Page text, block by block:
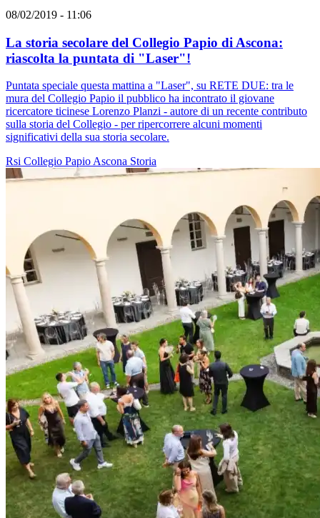
08/02/2019 - 11:06
La storia secolare del Collegio Papio di Ascona:
riascolta la puntata di "Laser"!
Puntata speciale questa mattina a "Laser", su RETE DUE: tra le
mura del Collegio Papio il pubblico ha incontrato il giovane
ricercatore ticinese Lorenzo Planzi - autore di un recente contributo
sulla storia del Collegio - per ripercorrere alcuni momenti
significativi della sua storia secolare.
Rsi Collegio Papio Ascona Storia